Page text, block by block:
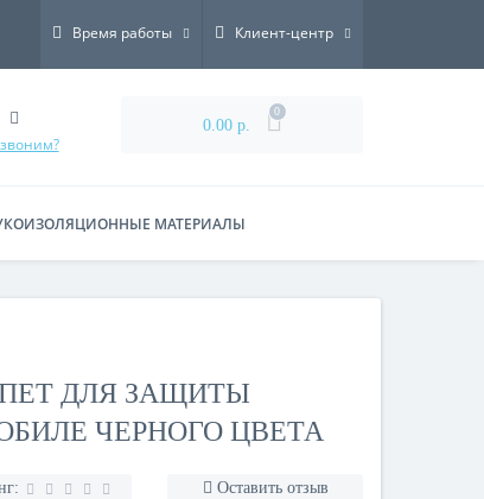
Время работы Клиент-центр
0.00 р.
0
МАТЕРИАЛЫ
ДЛЯ ЗАЩИТЫ
ЧЕРНОГО ЦВЕТА
Оставить отзыв